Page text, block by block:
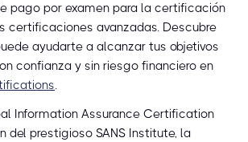
pago por examen para la certificación
certificaciones avanzadas. Descubre
ayudarte a alcanzar tus objetivos
confianza y sin riesgo financiero en
.
Information Assurance Certification
del prestigioso SANS Institute, la